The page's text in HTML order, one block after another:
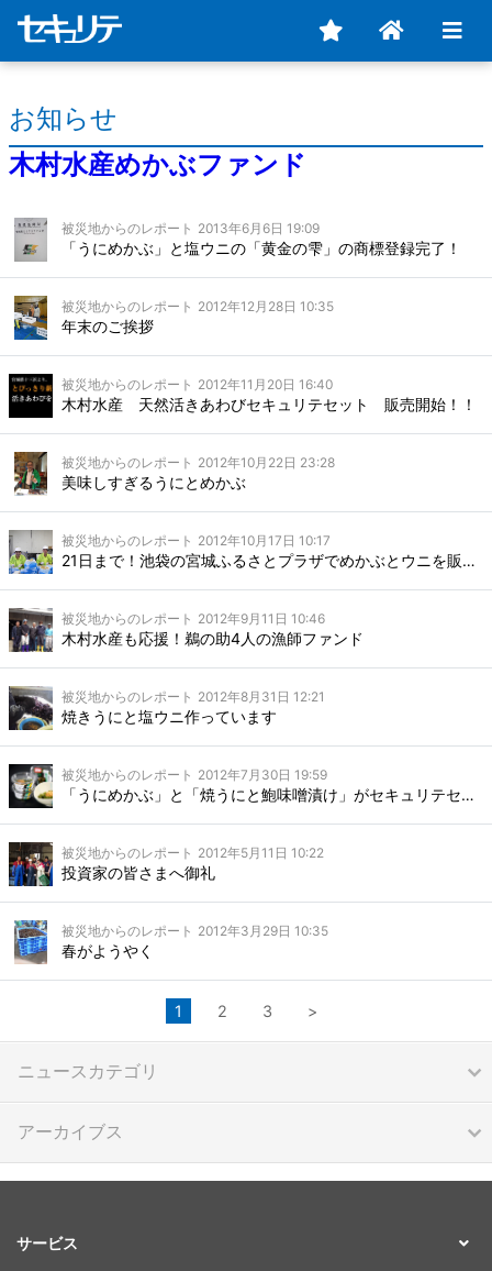
お知らせ
木村水産めかぶファンド
被災地からのレポート 2013年6月6日 19:09
「うにめかぶ」と塩ウニの「黄金の雫」の商標登録完了！
被災地からのレポート 2012年12月28日 10:35
年末のご挨拶
被災地からのレポート 2012年11月20日 16:40
木村水産 天然活きあわびセキュリテセット 販売開始！！
被災地からのレポート 2012年10月22日 23:28
美味しすぎるうにとめかぶ
被災地からのレポート 2012年10月17日 10:17
21日まで！池袋の宮城ふるさとプラザでめかぶとウニを販売します！
被災地からのレポート 2012年9月11日 10:46
木村水産も応援！鵜の助4人の漁師ファンド
被災地からのレポート 2012年8月31日 12:21
焼きうにと塩ウニ作っています
被災地からのレポート 2012年7月30日 19:59
「うにめかぶ」と「焼うにと鮑味噌漬け」がセキュリテセットに！
被災地からのレポート 2012年5月11日 10:22
投資家の皆さまへ御礼
被災地からのレポート 2012年3月29日 10:35
春がようやく
1 2 3 >
ニュースカテゴリ
アーカイブス
サービス